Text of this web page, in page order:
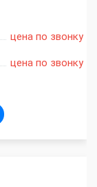
цена по звонку
цена по звонку